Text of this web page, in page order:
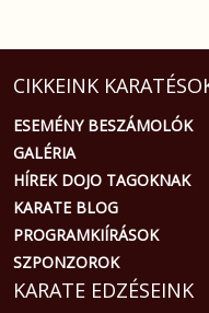
CIKKEINK
ESEMÉNY BESZÁMOLÓK
GALÉRIA
HÍREK DOJO TAGOKNAK
KARATE BLOG
PROGRAMKIÍRÁSOK
SZPONZOROK
KARATE EDZÉSEINK